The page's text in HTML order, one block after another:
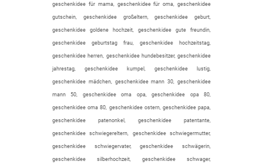
geschenkidee für mama, geschenkidee für oma, geschenkidee
gutschein, geschenkidee großeltern, geschenkidee geburt,
geschenkidee goldene hochzeit, geschenkidee gute freundin,
geschenkidee geburtstag frau, geschenkidee hochzeitstag,
geschenkidee herren, geschenkidee hundebesitzer, geschenkidee
jahrestag, geschenkidee kumpel, geschenkidee lustig,
geschenkidee mädchen, geschenkidee mann 30, geschenkidee
mann 50, geschenkidee oma opa, geschenkidee opa 80,
geschenkidee oma 80, geschenkidee ostern, geschenkidee papa,
geschenkidee patenonkel, geschenkidee patentante,
geschenkidee schwiegereltern, geschenkidee schwiegermutter,
geschenkidee schwiegervater, geschenkidee schwägerin,
geschenkidee silberhochzeit, geschenkidee schwager,